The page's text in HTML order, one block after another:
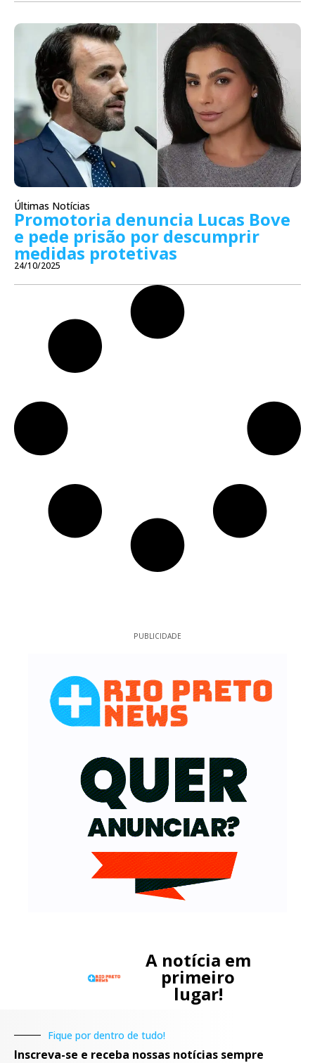
Últimas Notícias
Promotoria denuncia Lucas Bove
e pede prisão por descumprir
medidas protetivas
24/10/2025
PUBLICIDADE
A notícia em
primeiro
lugar!
Fique por dentro de tudo!
Inscreva-se e receba nossas notícias sempre